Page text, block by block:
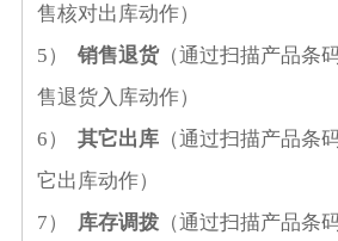
售核对出库动作）
5）
销售退货（通过扫描产品条
售退货入库动作）
6）
其它出库（通过扫描产品条
它出库动作）
7）
库存调拨（通过扫描产品条